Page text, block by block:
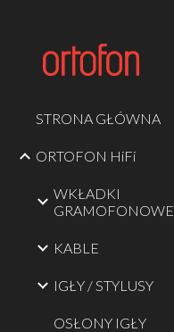
STRONA GŁÓWNA
ORTOFON HiFi
WKŁADKI
GRAMOFONOWE
KABLE
IGŁY / STYLUSY
OSŁONY IGŁY